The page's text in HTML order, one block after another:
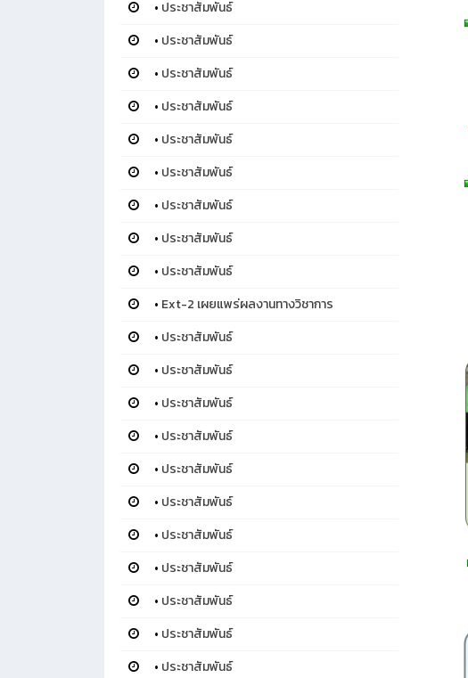
• ประชาสัมพันธ์
• ประชาสัมพันธ์
• ประชาสัมพันธ์
• ประชาสัมพันธ์
• ประชาสัมพันธ์
• ประชาสัมพันธ์
• ประชาสัมพันธ์
• ประชาสัมพันธ์
• ประชาสัมพันธ์
• Ext-2 เผยแพร่ผลงานทางวิชาการ
• ประชาสัมพันธ์
• ประชาสัมพันธ์
• ประชาสัมพันธ์
• ประชาสัมพันธ์
• ประชาสัมพันธ์
• ประชาสัมพันธ์
• ประชาสัมพันธ์
• ประชาสัมพันธ์
• ประชาสัมพันธ์
• ประชาสัมพันธ์
• ประชาสัมพันธ์